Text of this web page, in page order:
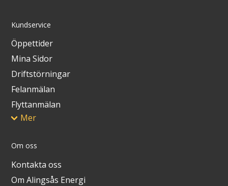
Kundservice
Öppettider
Mina Sidor
Driftstörningar
Felanmälan
Flyttanmälan
Mer
Om oss
Kontakta oss
Om Alingsås Energi